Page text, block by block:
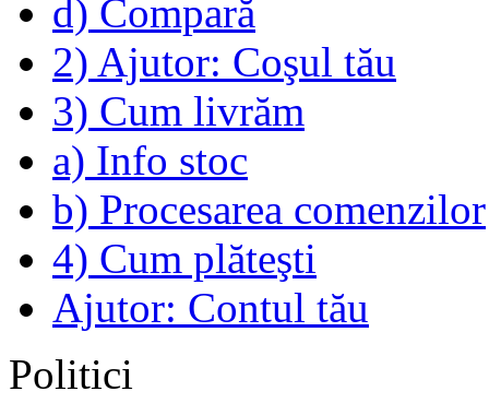
d) Compară
2) Ajutor: Coşul tău
3) Cum livrăm
a) Info stoc
b) Procesarea comenzilor
4) Cum plăteşti
Ajutor: Contul tău
Politici